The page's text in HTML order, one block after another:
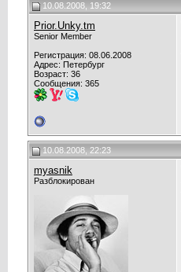
10.08.2008, 19:32
Prior.Unky.tm
Senior Member
Регистрация: 08.06.2008
Адрес: Петербург
Возраст: 36
Сообщения: 365
10.08.2008, 22:23
myasnik
Разблокирован